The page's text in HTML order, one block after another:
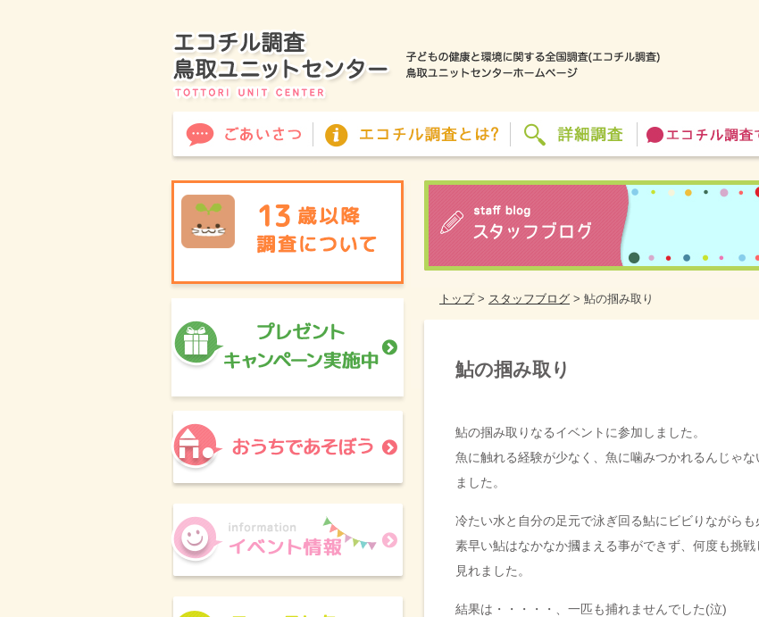
トップ> スタッフブログ > 鮎の掴み取り
鮎の掴み取り
鮎の掴み取りなるイベントに参加しました。
魚に触れる経験が少なく、魚に噛みつかれるんじゃ
ました。
冷たい水と自分の足元で泳ぎ回る鮎にビビりながらも
素早い鮎はなかなか摑まえる事ができず、何度も挑
見れました。
結果は・・・・・、一匹も捕れませんでした(泣)